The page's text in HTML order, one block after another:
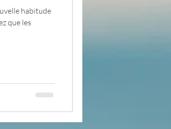
habitude
que les